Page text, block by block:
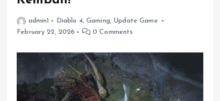
admin1 Diablo 4,Gaming, Update Game
February 22, 2026
0 Comments